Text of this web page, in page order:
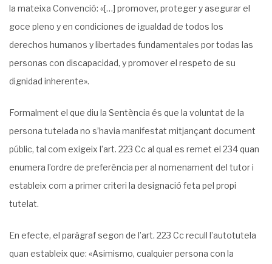
la mateixa Convenció: «[…] promover, proteger y asegurar el
goce pleno y en condiciones de igualdad de todos los
derechos humanos y libertades fundamentales por todas las
personas con discapacidad, y promover el respeto de su
dignidad inherente».
Formalment el que diu la Sentència és que la voluntat de la
persona tutelada no s’havia manifestat mitjançant document
públic, tal com exigeix l’art. 223 Cc al qual es remet el 234 quan
enumera l’ordre de preferència per al nomenament del tutor i
estableix com a primer criteri la designació feta pel propi
tutelat.
En efecte, el paràgraf segon de l’art. 223 Cc recull l’autotutela
quan estableix que: «Asimismo, cualquier persona con la